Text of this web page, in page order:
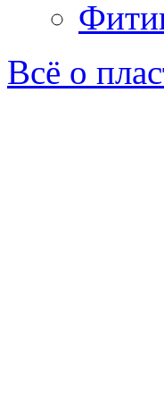
Всё о